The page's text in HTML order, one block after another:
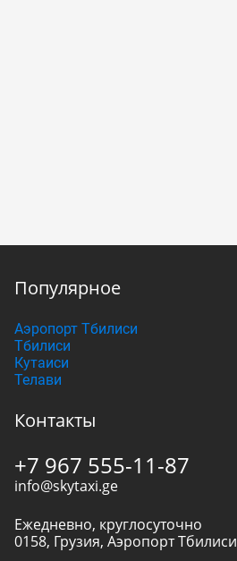
Популярное
Аэропорт Тбилиси
Тбилиси
Кутаиси
Телави
Контакты
+7 967 555-11-87
info@skytaxi.ge
Ежедневно, круглосуточно
0158, Грузия, Аэропорт Тбилиси